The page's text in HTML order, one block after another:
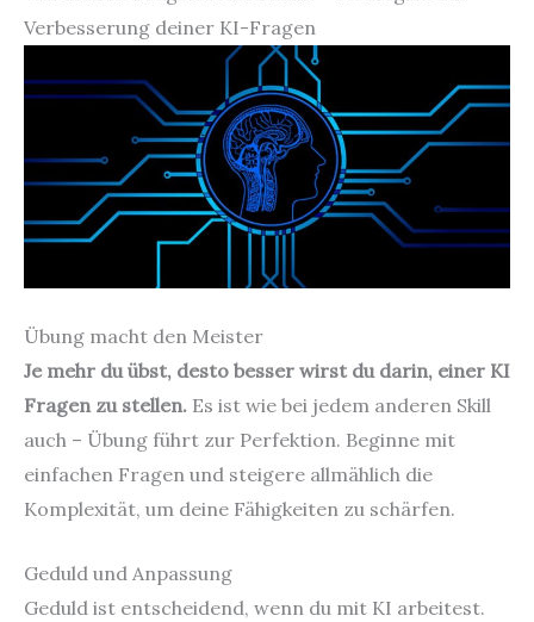
Verbesserung deiner KI-Fragen
Übung macht den Meister
Je mehr du übst, desto besser wirst du darin, einer KI
Fragen zu stellen. Es ist wie bei jedem anderen Skill
auch – Übung führt zur Perfektion. Beginne mit
einfachen Fragen und steigere allmählich die
Komplexität, um deine Fähigkeiten zu schärfen.
Geduld und Anpassung
Geduld ist entscheidend, wenn du mit KI arbeitest.